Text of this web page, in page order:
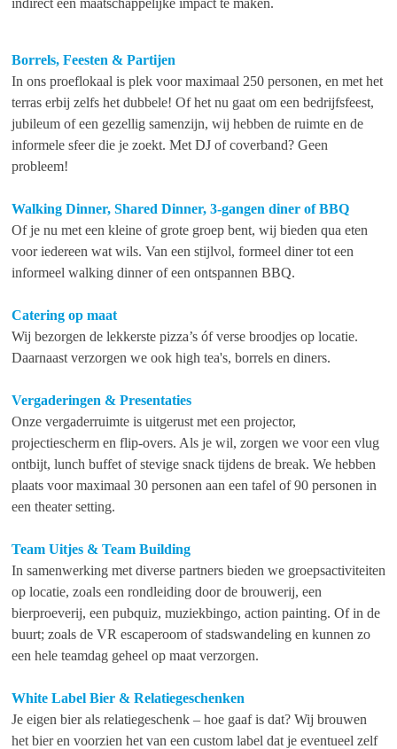
Borrels, Feesten & Partijen
In ons proeflokaal is plek voor maximaal 250 personen, en met het
terras erbij zelfs het dubbele! Of het nu gaat om een bedrijfsfeest,
jubileum of een gezellig samenzijn, wij hebben de ruimte en de
informele sfeer die je zoekt. Met DJ of coverband? Geen
probleem!
Walking Dinner, Shared Dinner, 3-gangen diner of BBQ
Of je nu met een kleine of grote groep bent, wij bieden qua eten
voor iedereen wat wils. Van een stijlvol, formeel diner tot een
informeel walking dinner of een ontspannen BBQ.
Catering op maat
Wij bezorgen de lekkerste pizza’s óf verse broodjes op locatie.
Daarnaast verzorgen we ook high tea's, borrels en diners.
Vergaderingen & Presentaties
Onze vergaderruimte is uitgerust met een projector,
projectiescherm en flip-overs. Als je wil, zorgen we voor een vlug
ontbijt, lunch buffet of stevige snack tijdens de break. We hebben
plaats voor maximaal 30 personen aan een tafel of 90 personen in
een theater setting.
Team Uitjes & Team Building
In samenwerking met diverse partners bieden we groepsactiviteiten
op locatie, zoals een rondleiding door de brouwerij, een
bierproeverij, een pubquiz, muziekbingo, action painting. Of in de
buurt; zoals de VR escaperoom of stadswandeling en kunnen zo
een hele teamdag geheel op maat verzorgen.
White Label Bier & Relatiegeschenken
Je eigen bier als relatiegeschenk – hoe gaaf is dat? Wij brouwen
het bier en voorzien het van een custom label dat je eventueel zelf